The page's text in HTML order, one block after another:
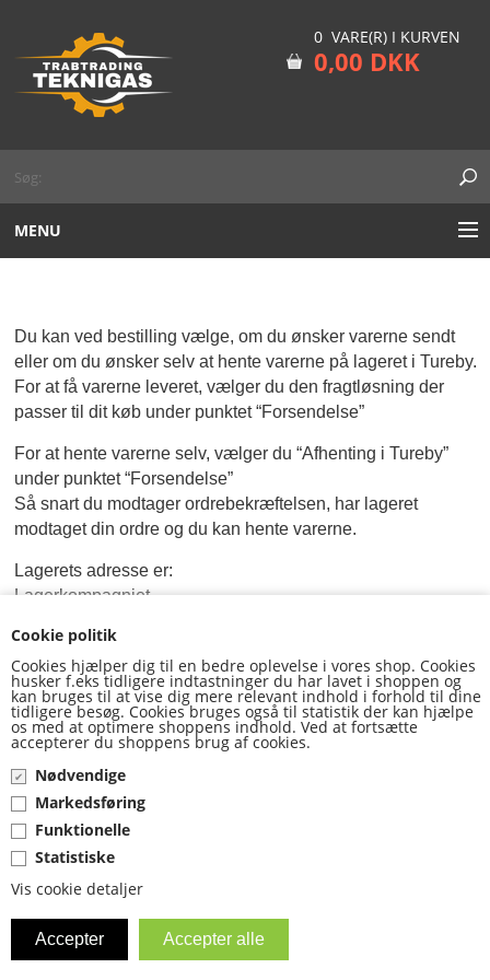
Cookie politik
Cookies hjælper dig til en bedre oplevelse i vores shop. Cookies
husker f.eks tidligere indtastninger du har lavet i shoppen og
kan bruges til at vise dig mere relevant indhold i forhold til dine
tidligere besøg. Cookies bruges også til statistik der kan hjælpe
os med at optimere shoppens indhold. Ved at fortsætte
accepterer du shoppens brug af cookies.
Nødvendige
Markedsføring
Funktionelle
Statistiske
Vis cookie detaljer
0 VARE(R) I KURVEN
0,00 DKK
MENU
MIX CO2/ARGON
NITROGEN
ENGANGSFLASKER
ANDRE VARER
FORSIDE
CLICK&COLLECT
LEVERING
VILKÅR
KUNDECENTER
KONTAKT
E-MAIL
KURV
Du kan ved bestilling vælge, om du ønsker varerne sendt
For at få varerne leveret, vælger du den fragtløsning der
passer til dit køb under punktet “Forsendelse”
For at hente varerne selv, vælger du “Afhenting i Tureby”
under punktet “Forsendelse”
Så snart du modtager ordrebekræftelsen, har lageret
modtaget din ordre og du kan hente varerne.
Lagerets adresse er:
Lagerkompagniet
4682 Tureby
Åbningstider på lageret:
Mandag til torsdag 09:00 - 15:00
Fredag 09:00 - 11:00